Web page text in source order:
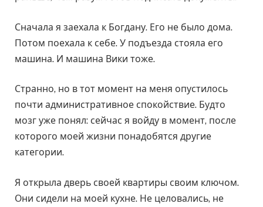
Сначала я заехала к Богдану. Его не было дома.
Потом поехала к себе. У подъезда стояла его
машина. И машина Вики тоже.
Странно, но в тот момент на меня опустилось
почти административное спокойствие. Будто
мозг уже понял: сейчас я войду в момент, после
которого моей жизни понадобятся другие
категории.
Я открыла дверь своей квартиры своим ключом.
Они сидели на моей кухне. Не целовались, не